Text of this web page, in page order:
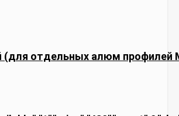
(для отдельных алюм профилей